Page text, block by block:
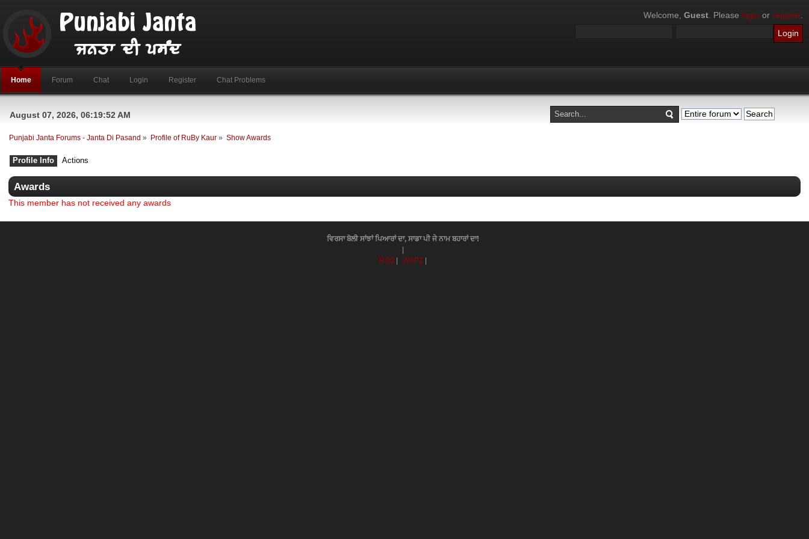
Welcome, Guest . Please login or register.
Home Forum Chat Login Register Chat Problems
August 07, 2026, 06:19:52 AM
Punjabi Janta Forums - Janta Di Pasand » Profile of RuBy Kaur » Show Awards
Profile Info Actions
Awards
This member has not received any awards
ਵਿਰਸਾ ਬੋਲੀ ਸਾਂਝਾਂ ਪਿਆਰਾਂ ਦਾ, ਸਾਡਾ ਪੀ ਜੇ ਨਾਮ ਬਹਾਰਾਂ ਦਾ!
RSS
WAP2